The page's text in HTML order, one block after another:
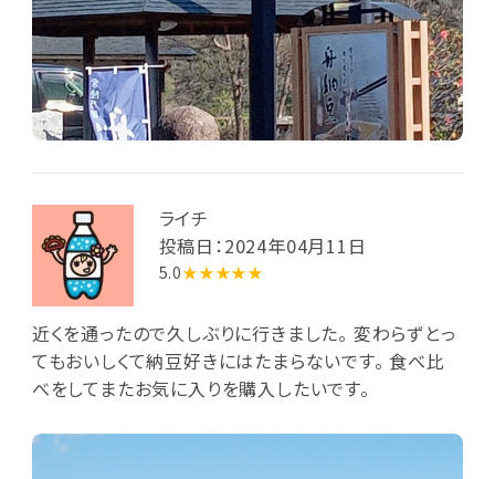
ライチ
投稿日：2024年04月11日
5.0★★★★★
近くを通ったので久しぶりに行きました。 変わらずとっ
てもおいしくて納豆好きにはたまらないです。 食べ比
べをしてまたお気に入りを購入したいです。